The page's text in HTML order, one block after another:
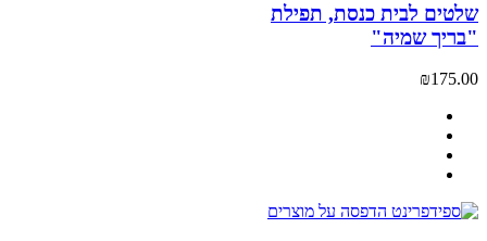
שלטים לבית כנסת, תפילת
"בריך שמיה"
₪175.00